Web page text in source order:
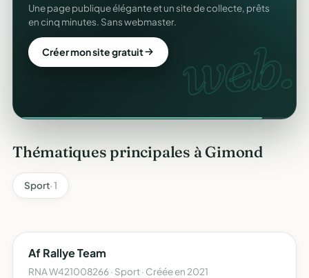
web.
Une page publique élégante et un site de collecte, prêts
en cinq minutes. Sans webmaster.
Créer mon site gratuit
Thématiques principales à Gimond
Sport· 1
Af Rallye Team
RNA W421008266 · Sport · Créée en 2021